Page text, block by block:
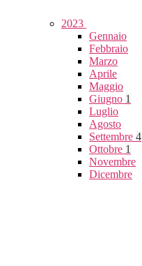
2023
Gennaio
Febbraio
Marzo
Aprile
Maggio
Giugno 1
Luglio
Agosto
Settembre 4
Ottobre 1
Novembre
Dicembre